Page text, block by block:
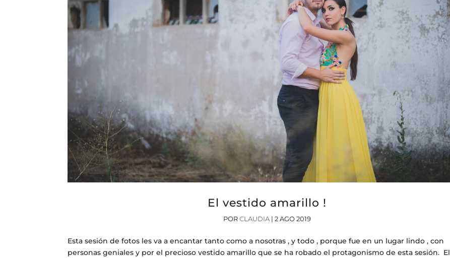
El vestido amarillo !
PORCLAUDIA |2 AGO 2019
Esta sesión de fotos les va a encantar tanto como a nosotras , y todo , porque fue en un lugar lindo , con
personas geniales y por el precioso vestido amarillo que se ha robado el protagonismo de esta sesión. El